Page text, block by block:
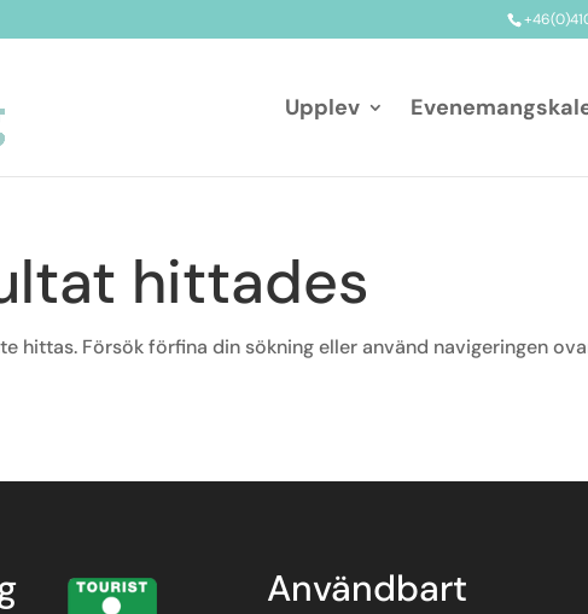
Upplev
hittades
hittas. Försök förfina din sökning eller använd navigeringen
Användbart